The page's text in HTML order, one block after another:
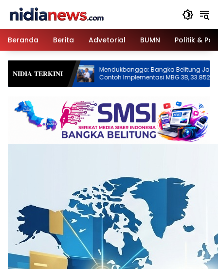
Beranda
Berita Advetorial BUMN Politik &
𝐍𝐈𝐃𝐈𝐀 𝐓𝐄𝐑𝐊𝐈𝐍𝐈
Mendukbangga: Bangka Belitung Jadi
Contoh Implementasi MBG 3B, 33.852
Bumil, Busui, dan Balita Terlayani
Setetes
Bakti HUT ke-
Kumpulkan